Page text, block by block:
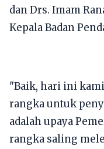
dan Drs. Imam
Kepala Badan
"Baik, hari ini
rangka untuk
adalah upaya
rangka saling